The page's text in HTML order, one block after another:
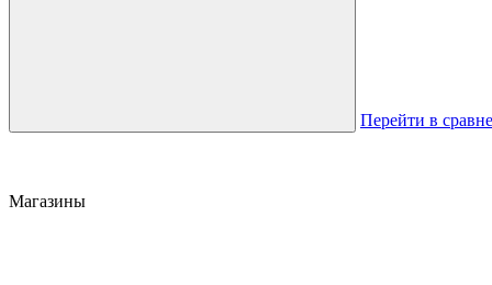
Перейти в
Магазины